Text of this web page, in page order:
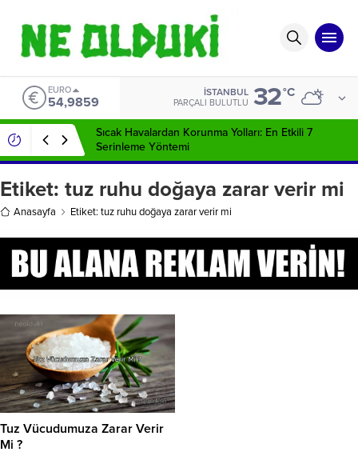
EURO
54,9859
İSTANBUL
PARÇALI BULUTLU 32°C
Sıcak Havalardan Korunma Yolları: En Etkili 7
Serinleme Yöntemi
Etiket: tuz ruhu doğaya zarar verir mi
Anasayfa Etiket: tuz ruhu doğaya zarar verir mi
Tuz Vücudumuza Zarar Verir
Mi ?